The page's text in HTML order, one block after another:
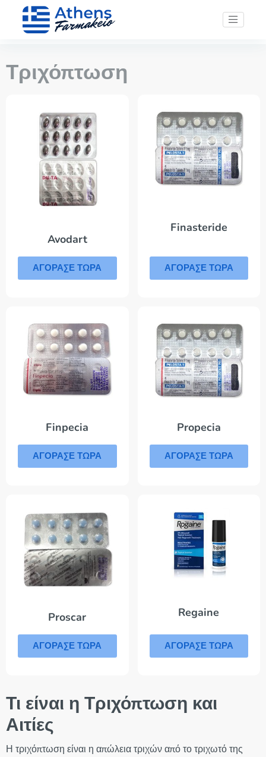
Τριχόπτωση
Avodart
ΑΓΟΡΑΣΕ ΤΩΡΑ
Finasteride
ΑΓΟΡΑΣΕ ΤΩΡΑ
Finpecia
ΑΓΟΡΑΣΕ ΤΩΡΑ
Propecia
ΑΓΟΡΑΣΕ ΤΩΡΑ
Proscar
ΑΓΟΡΑΣΕ ΤΩΡΑ
Regaine
ΑΓΟΡΑΣΕ ΤΩΡΑ
Τι είναι η Τριχόπτωση και
Αιτίες
Η τριχόπτωση είναι η απώλεια τριχών από το τριχωτό της